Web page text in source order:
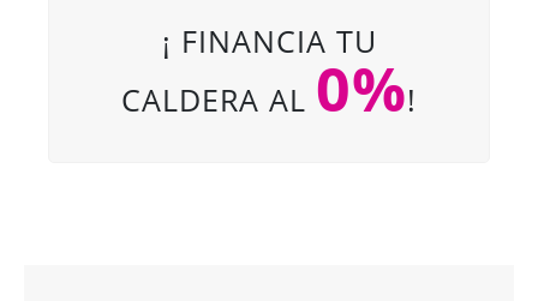
¡ FINANCIA TU
CALDERA AL 0%!